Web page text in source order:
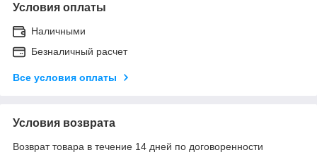
Условия оплаты
Наличными
Безналичный расчет
Все условия оплаты
Условия возврата
Возврат товара в течение 14 дней по договоренности